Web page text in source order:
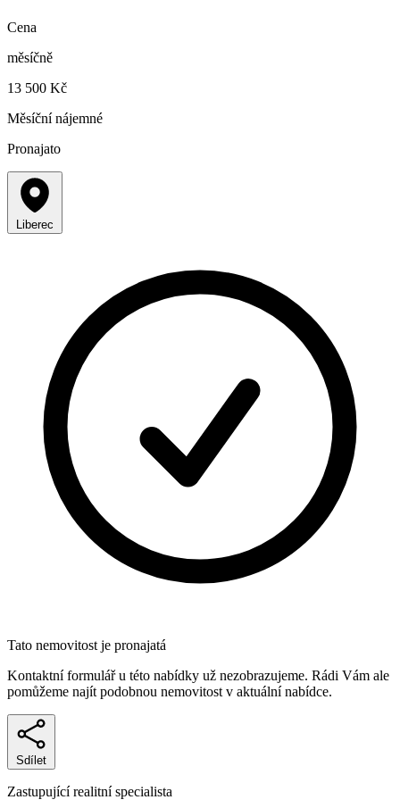
Cena
měsíčně
13 500 Kč
Měsíční nájemné
Pronajato
Liberec
Tato nemovitost je pronajatá
Kontaktní formulář u této nabídky už nezobrazujeme. Rádi Vám ale
pomůžeme najít podobnou nemovitost v aktuální nabídce.
Sdílet
Zastupující realitní specialista